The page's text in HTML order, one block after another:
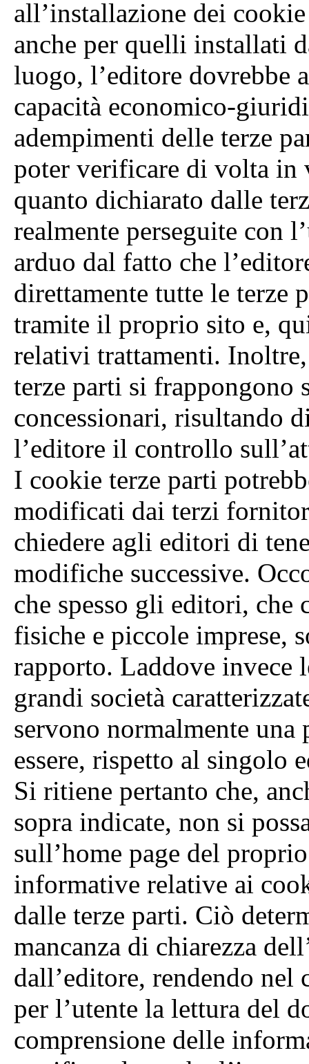
all’installazione dei
anche per quelli installati
luogo, l’editore dovrebbe
capacità economico-
adempimenti delle terze
poter verificare di volta in
quanto dichiarato dalle
realmente perseguite con
arduo dal fatto che
direttamente tutte le terze
tramite il proprio sito e,
relativi trattamenti.
terze parti si
concessionari, risultando
l’editore il controllo
I cookie terze parti
modificati dai terzi
chiedere agli editori di
modifiche successive.
che spesso gli editori, che
fisiche e piccole imprese,
rapporto. Laddove invece
grandi società
servono normalmente
essere, rispetto al singolo
Si ritiene pertanto che,
sopra indicate, non si
sull’home page del
informative relative ai
dalle terze parti. Ciò
mancanza di chiarezza
dall’editore, rendendo nel
per l’utente la lettura del
comprensione delle